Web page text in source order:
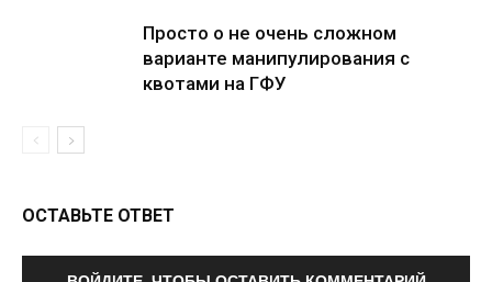
Просто о не очень сложном
варианте манипулирования с
квотами на ГФУ
ОСТАВЬТЕ ОТВЕТ